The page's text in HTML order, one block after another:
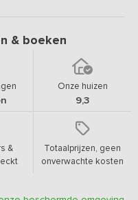
& boeken
Onze huizen
9,3
&
Totaalprijzen, geen
onverwachte kosten